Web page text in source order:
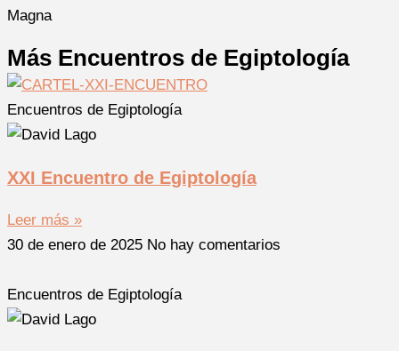
Magna
Más Encuentros de Egiptología
Encuentros de Egiptología
XXI Encuentro de Egiptología
Leer más »
30 de enero de 2025 No hay comentarios
Encuentros de Egiptología